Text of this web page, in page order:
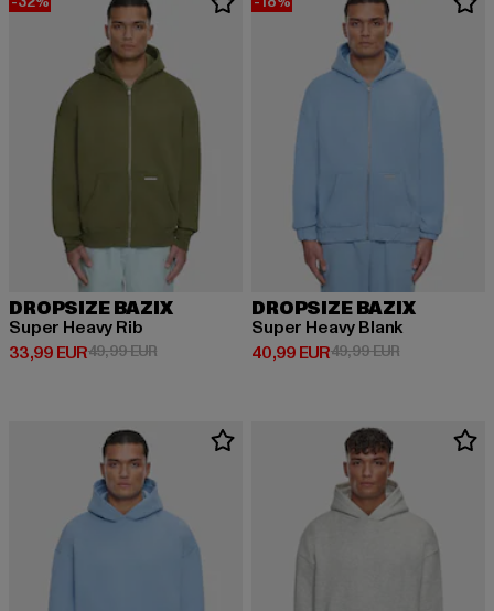
DROPSIZE BAZIX
Super Heavy Rib
33,99 EUR
Derzeitiger Preis: 33,99 EUR
49,99 EURAktionspreis: 49,99 EUR
DROPSIZE BAZIX
Super Heavy Blank
40,99 EUR
Derzeitiger Preis: 40,99 EUR
49,99 EURAktionspreis: